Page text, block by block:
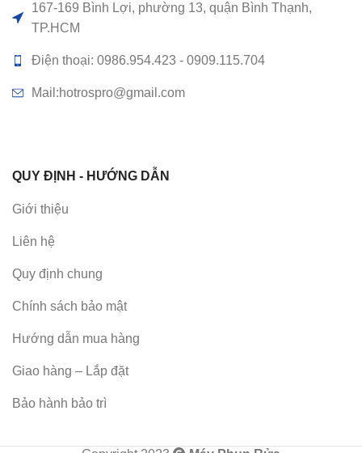
167-169 Bình Lợi, phường 13, quận Bình Thạnh,
TP.HCM
Điện thoại: 0986.954.423 - 0909.115.704
Mail:hotrospro@gmail.com
QUY ĐỊNH - HƯỚNG DẪN
Giới thiệu
Liên hệ
Quy định chung
Chính sách bảo mật
Hướng dẫn mua hàng
Giao hàng – Lắp đặt
Bảo hành bảo trì